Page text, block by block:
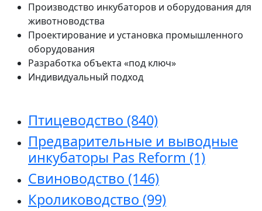
Производство инкубаторов и оборудования для
животноводства
Проектирование и установка промышленного
оборудования
Разработка объекта «под ключ»
Индивидуальный подход
Птицеводство (840)
Предварительные и выводные
инкубаторы Pas Reform (1)
Свиноводство (146)
Кролиководство (99)